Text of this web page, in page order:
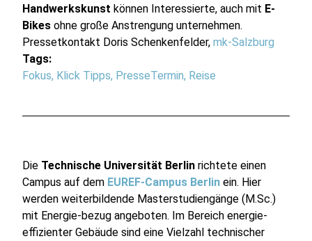
Handwerkskunstkönnen Interessierte, auch mit E-
Bikesohne große Anstrengung unternehmen.
Pressetkontakt Doris Schenkenfelder,mk-Salzburg
Tags:
Fokus, Klick Tipps, PresseTermin, Reise
Die Technische Universität Berlin richtete einen
Campus auf dem EUREF-Campus Berlin ein. Hier
werden weiterbildende Masterstudiengänge (M.Sc.)
mit Energie-bezug angeboten. Im Bereich energie-
effizienter Gebäude sind eine Vielzahl technischer